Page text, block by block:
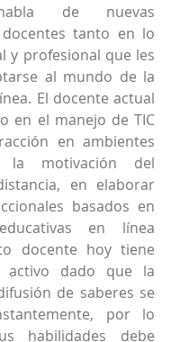
de nuevas
docentes tanto en lo
y profesional que les
al mundo de la
El docente actual
en el manejo de TIC
en ambientes
la motivación del
en elaborar
basados en
en línea
docente hoy tiene
dado que la
de saberes se
por lo
habilidades debe